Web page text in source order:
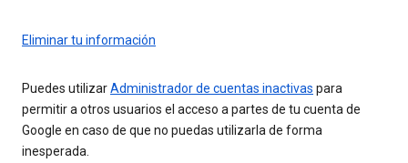
Eliminar tu información
Puedes utilizarAdministrador de cuentas inactivas para
permitir a otros usuarios el acceso a partes de tu cuenta de
Google en caso de que no puedas utilizarla de forma
inesperada.